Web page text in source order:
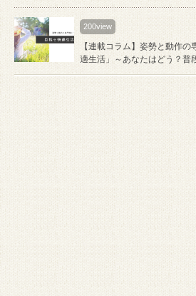
200view
【連載コラム】姿勢と動作
適生活」～あなたはどう？普